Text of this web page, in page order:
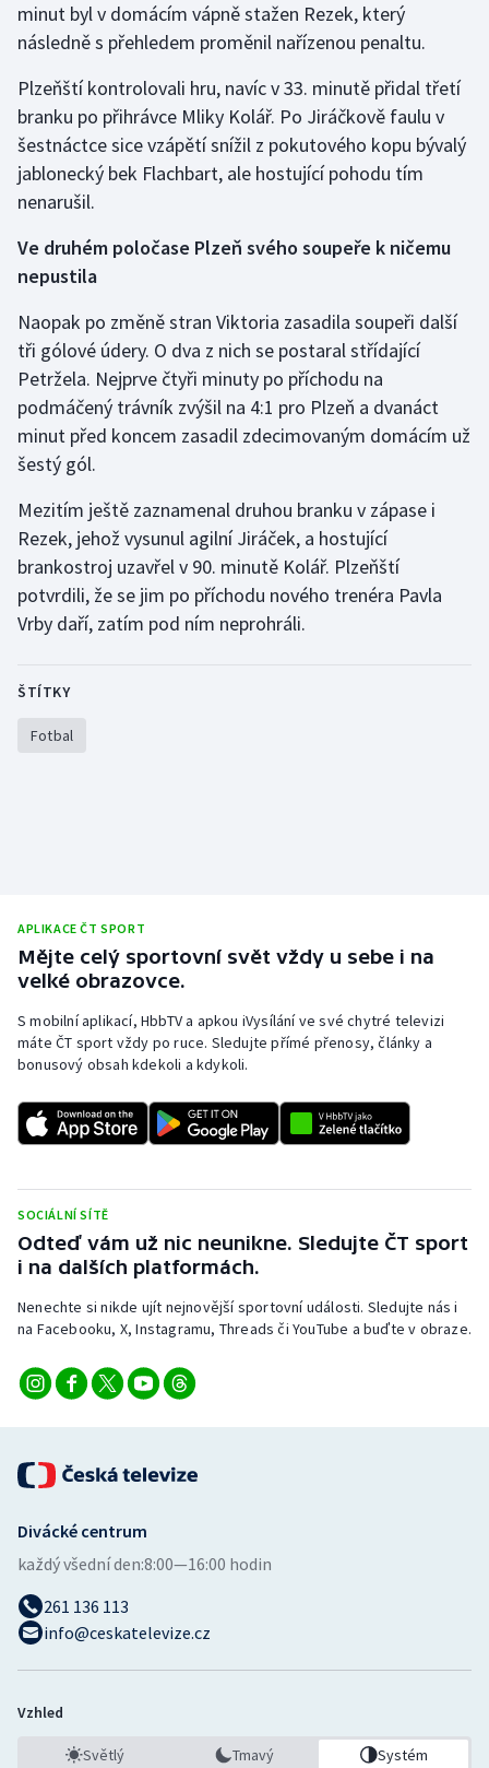
Judo
Lezení
Lyže a snowboard
Motorsport
Olympijské hry
Parasport
Plavání
Ragby
Rychlobruslení
Short track
Vodní slalom
Volejbal
Ostatní
minut byl v domácím vápně stažen Rezek, který
následně s přehledem proměnil nařízenou penaltu.
Plzeňští kontrolovali hru, navíc v 33. minutě přidal třetí
branku po přihrávce Mliky Kolář. Po Jiráčkově faulu v
šestnáctce sice vzápětí snížil z pokutového kopu bývalý
jablonecký bek Flachbart, ale hostující pohodu tím
nenarušil.
Ve druhém poločase Plzeň svého soupeře k ničemu
nepustila
Naopak po změně stran Viktoria zasadila soupeři další
tři gólové údery. O dva z nich se postaral střídající
Petržela. Nejprve čtyři minuty po příchodu na
podmáčený trávník zvýšil na 4:1 pro Plzeň a dvanáct
minut před koncem zasadil zdecimovaným domácím už
šestý gól.
Mezitím ještě zaznamenal druhou branku v zápase i
Rezek, jehož vysunul agilní Jiráček, a hostující
brankostroj uzavřel v 90. minutě Kolář. Plzeňští
potvrdili, že se jim po příchodu nového trenéra Pavla
Vrby daří, zatím pod ním neprohráli.
ŠTÍTKY
Fotbal
APLIKACE ČT SPORT
Mějte celý sportovní svět vždy u sebe i na
velké obrazovce.
S mobilní aplikací, HbbTV a apkou iVysílání ve své chytré televizi
máte ČT sport vždy po ruce. Sledujte přímé přenosy, články a
bonusový obsah kdekoli a kdykoli.
SOCIÁLNÍ SÍTĚ
Odteď vám už nic neunikne. Sledujte ČT sport
i na dalších platformách.
Nenechte si nikde ujít nejnovější sportovní události. Sledujte nás i
na Facebooku, X, Instagramu, Threads či YouTube a buďte v obraze.
Divácké centrum
každý všední den:8:00—16:00 hodin
261 136 113
info@ceskatelevize.cz
Vzhled
Světlý Tmavý Systém